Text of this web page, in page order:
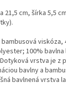
21,5 cm, šírka 5,5
viskóza,
100% bavlna
vrstva je z
bavlny a
bavlnená vrstva